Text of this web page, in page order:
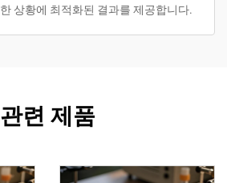
상황에 최적화된 결과를 제공합니다.
관련 제품